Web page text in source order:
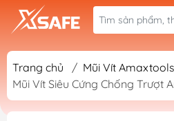
Trang chủ / Mũi Vít Amaxtools
Mũi Vít Siêu Cứng Chống Trượt